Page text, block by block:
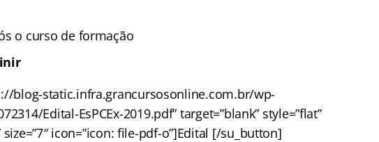
o curso de formação
blog-static.infra.grancursosonline.com.br/wp-
Edital-EsPCEx-2019.pdf” target=”blank” style=”flat”
icon=”icon: file-pdf-o”]Edital [/su_button]